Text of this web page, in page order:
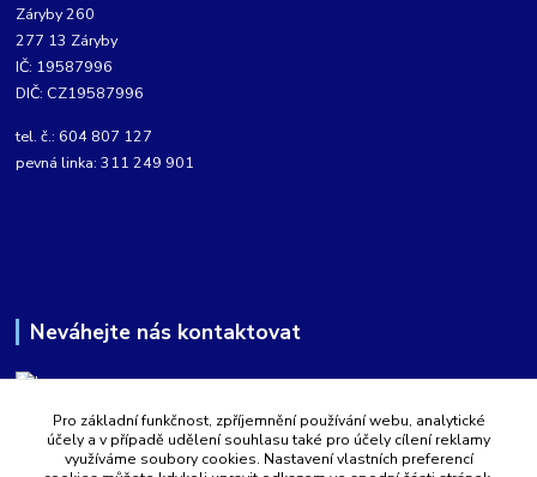
Záryby 260
277 13 Záryby
IČ: 19587996
DIČ: CZ19587996
tel. č.: 604 807 127
pevná linka: 311 249 901
Neváhejte nás kontaktovat
Martin Kabíček
8:00 - 16:00 hod.
Pro základní funkčnost, zpříjemnění používání webu, analytické
účely a v případě udělení souhlasu také pro účely cílení reklamy
využíváme soubory cookies. Nastavení vlastních preferencí